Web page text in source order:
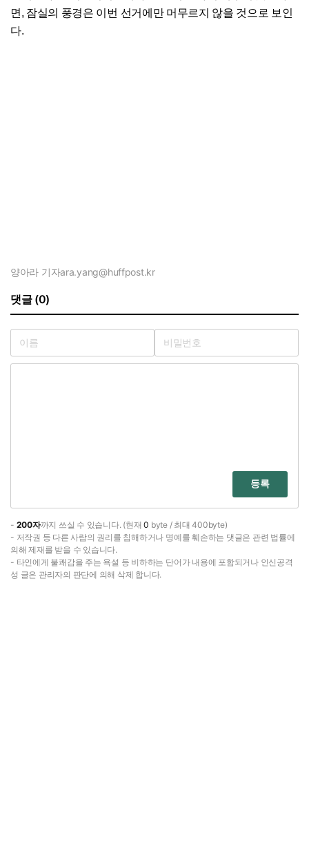
면, 잠실의 풍경은 이번 선거에만 머무르지 않을 것으로 보인
다.
양아라 기자ara.yang@huffpost.kr
댓글 (0)
등록
- 200자까지 쓰실 수 있습니다. (현재0 byte / 최대 400byte)
- 저작권 등 다른 사람의 권리를 침해하거나 명예를 훼손하는 댓글은 관련 법률에
의해 제재를 받을 수 있습니다.
- 타인에게 불쾌감을 주는 욕설 등 비하하는 단어가 내용에 포함되거나 인신공격
성 글은 관리자의 판단에 의해 삭제 합니다.